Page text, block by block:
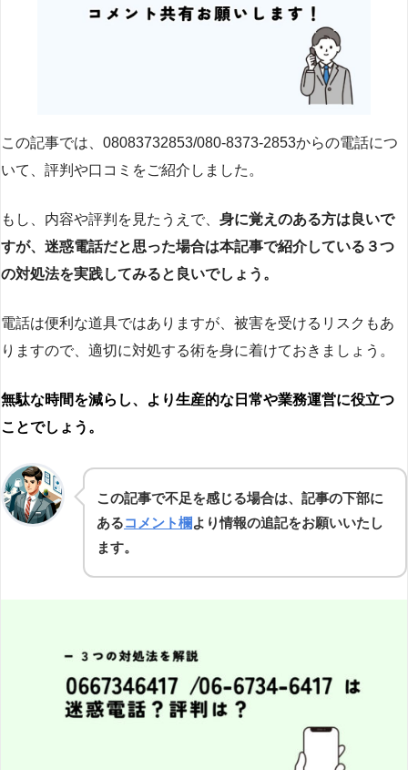
この記事では、08083732853/080-8373-2853からの電話につ
いて、評判や口コミをご紹介しました。
もし、内容や評判を見たうえで、 身に覚えのある方は良いで
すが、迷惑電話だと思った場合は本記事で紹介している３つ
の対処法を実践してみると良いでしょう。
電話は便利な道具ではありますが、被害を受けるリスクもあ
りますので、適切に対処する術を身に着けておきましょう。
無駄な時間を減らし、より生産的な日常や業務運営に役立つ
ことでしょう。
この記事で不足を感じる場合は、記事の下部に
あるコメント欄より情報の追記をお願いいたし
ます。